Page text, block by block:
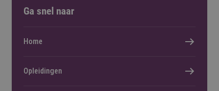
Ga snel naar
Home
Opleidingen